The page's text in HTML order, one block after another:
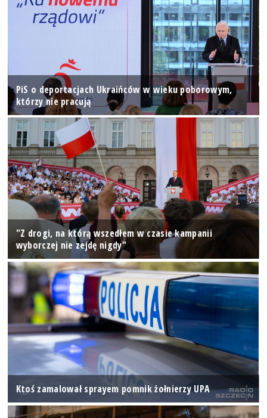
PiS o deportacjach Ukraińców w wieku poborowym,
którzy nie pracują
"Z drogi, na którą wszedłem w czasie kampanii
wyborczej nie zejdę nigdy"
Ktoś zamalował sprayem pomnik żołnierzy UPA